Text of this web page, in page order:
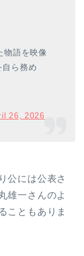
物語を映像
ら務め
26, 2026
公には公表さ
雄一さんのよ
こともありま